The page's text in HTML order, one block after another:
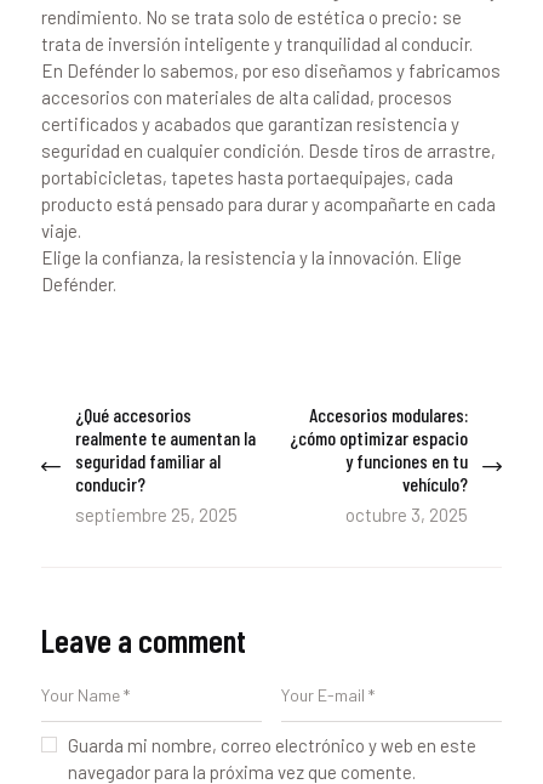
rendimiento. No se trata solo de estética o precio: se
trata de inversión inteligente y tranquilidad al conducir.
En Defénder lo sabemos, por eso diseñamos y fabricamos
accesorios con materiales de alta calidad, procesos
certificados y acabados que garantizan resistencia y
seguridad en cualquier condición. Desde tiros de arrastre,
portabicicletas, tapetes hasta portaequipajes, cada
producto está pensado para durar y acompañarte en cada
viaje.
Elige la confianza, la resistencia y la innovación. Elige
Defénder.
Navegación
entradas
Previous
post:
¿Qué accesorios
realmente te aumentan la
seguridad familiar al
conducir?
septiembre 25, 2025
Accesorios modulares:
¿cómo optimizar espacio
y funciones en tu
vehículo?
octubre 3, 2025
Leave a comment
Guarda mi nombre, correo electrónico y web en este
navegador para la próxima vez que comente.